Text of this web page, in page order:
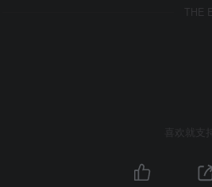
THE
喜欢就支